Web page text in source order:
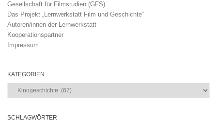
Gesellschaft für Filmstudien (GFS)
Das Projekt „Lernwerkstatt Film und Geschichte“
Autoren/innen der Lernwerkstatt
Kooperationspartner
Impressum
KATEGORIEN
Kategorien
SCHLAGWÖRTER